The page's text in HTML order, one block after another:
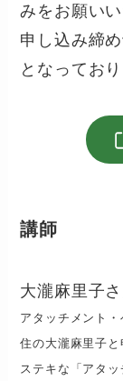
みをお願いい
申し込み締め
となっており
講師
大瀧麻里子
アタッチメント
住の大瀧麻里子と
ステキな「アタ